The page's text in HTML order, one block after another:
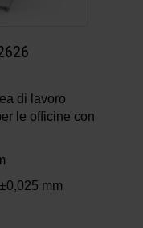
di lavoro
le officine con
±0,025 mm